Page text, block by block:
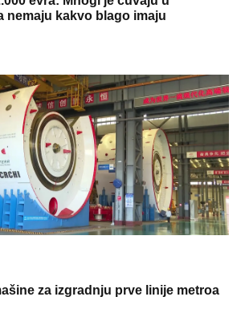
nemaju kakvo blago imaju
za izgradnju prve linije metroa